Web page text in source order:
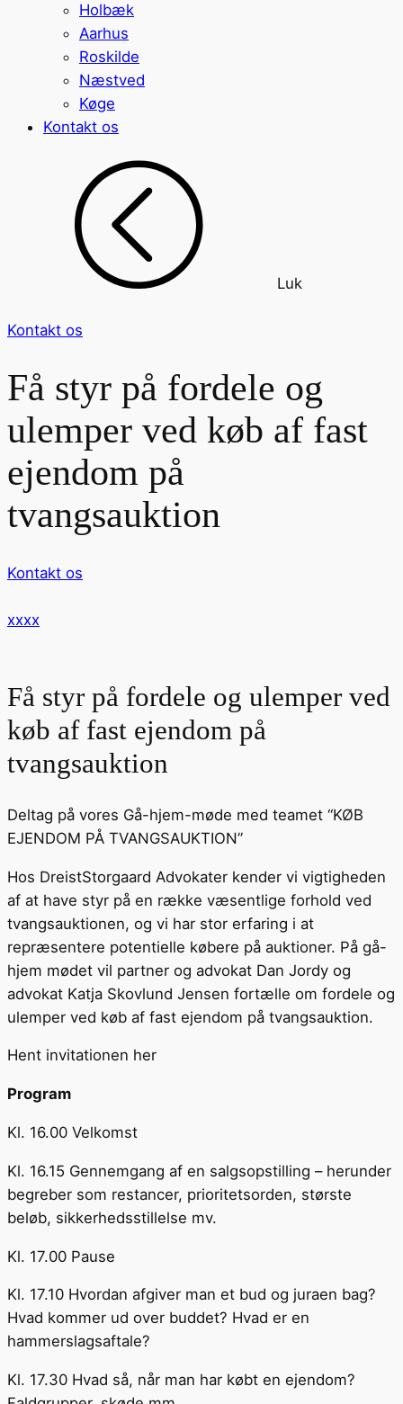
Holbæk
Aarhus
Roskilde
Næstved
Køge
Kontakt os
Luk
Kontakt os
Få styr på fordele og
ulemper ved køb af fast
ejendom på
tvangsauktion
Kontakt os
xxxx
Få styr på fordele og ulemper ved
køb af fast ejendom på
tvangsauktion
Deltag på vores Gå-hjem-møde med teamet “KØB
EJENDOM PÅ TVANGSAUKTION”
Hos DreistStorgaard Advokater kender vi vigtigheden
af at have styr på en række væsentlige forhold ved
tvangsauktionen, og vi har stor erfaring i at
repræsentere potentielle købere på auktioner. På gå-
hjem mødet vil partner og advokat Dan Jordy og
advokat Katja Skovlund Jensen fortælle om fordele og
ulemper ved køb af fast ejendom på tvangsauktion.
Hent invitationen her
Program
Kl. 16.00 Velkomst
Kl. 16.15 Gennemgang af en salgsopstilling – herunder
begreber som restancer, prioritetsorden, største
beløb, sikkerhedsstillelse mv.
Kl. 17.00 Pause
Kl. 17.10 Hvordan afgiver man et bud og juraen bag?
Hvad kommer ud over buddet? Hvad er en
hammerslagsaftale?
Kl. 17.30 Hvad så, når man har købt en ejendom?